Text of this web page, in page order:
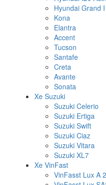
Hyundai Grand
Kona
Elantra
Accent
Tucson
Santafe
Creta
Avante
Sonata
Xe Suzuki
Suzuki Celerio
Suzuki Ertiga
Suzuki Swift
Suzuki Ciaz
Suzuki Vitara
Suzuki XL7
Xe VinFast
VinFasst Lux A